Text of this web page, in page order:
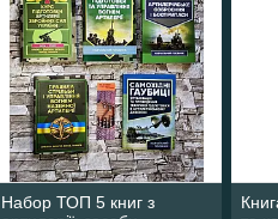
Набор ТОП 5 книг з